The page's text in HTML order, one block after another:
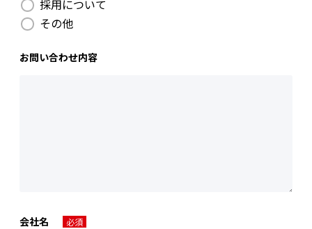
採用について
その他
お問い合わせ内容
会社名 必須